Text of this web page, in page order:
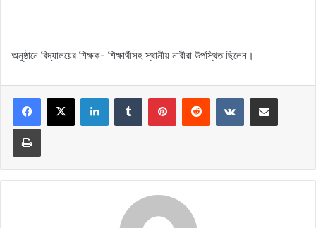
অনুষ্ঠানে বিদ্যালয়ের শিক্ষক- শিক্ষার্থীসহ স্থানীয় নারীরা উপস্থিত ছিলেন।
LinkedInTumblr PinterestReddit VKontakteShare via Email
Print